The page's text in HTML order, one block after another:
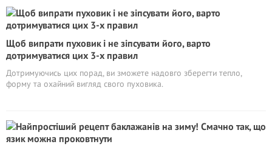
Щоб випрати пуховик і не зіпсувати його, варто
дотримуватися цих 3-х правил
Дотримуючись цих порад, ви зможете надовго зберегти тепло,
форму та охайний вигляд свого пуховика.